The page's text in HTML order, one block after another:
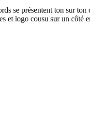
se présentent ton sur
et logo cousu sur un côté